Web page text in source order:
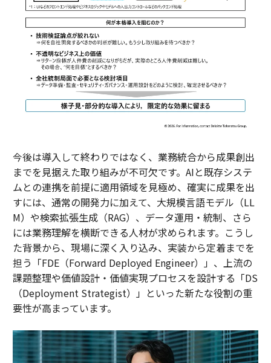
今後は導入して終わりではなく、業務統合から成果創出
までを見据えた取り組みが不可欠です。AIと既存システ
ムとの連携を前提に適用領域を見極め、確実に成果を出
すには、通常の開発力に加えて、大規模言語モデル（LL
M）や検索拡張生成（RAG）、データ運用・統制、さら
には業務理解を横断できる人材が求められます。こうし
た背景から、現場に深く入り込み、実装から定着までを
担う「FDE（Forward Deployed Engineer）」、上流の
課題整理や価値設計・価値実現プロセスを設計する「DS
（Deployment Strategist）」といった新たな役割の重
要性が高まっています。